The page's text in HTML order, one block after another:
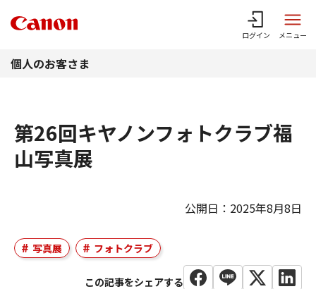
ログイン メニュー
個人のお客さま
第26回キヤノンフォトクラブ福
山写真展
公開日：2025年8月8日
写真展 フォトクラブ